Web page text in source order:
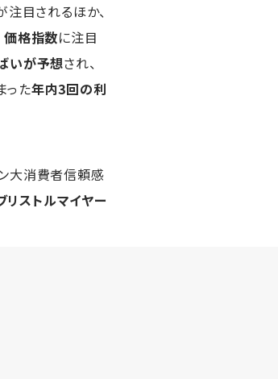
目されるほか、
価格指数に注目
いが予想され、
った年内3回の利
大消費者信頼感
リストルマイヤー